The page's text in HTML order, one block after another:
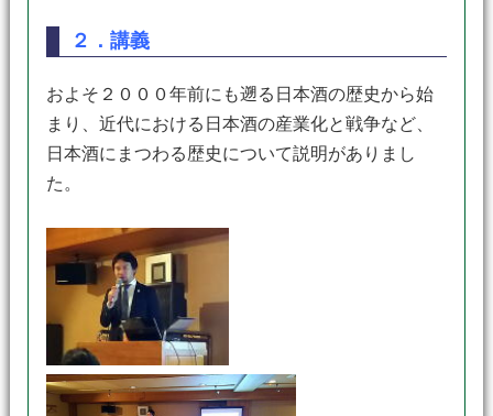
２．講義
およそ２０００年前にも遡る日本酒の歴史から始
まり、近代における日本酒の産業化と戦争など、
日本酒にまつわる歴史について説明がありまし
た。